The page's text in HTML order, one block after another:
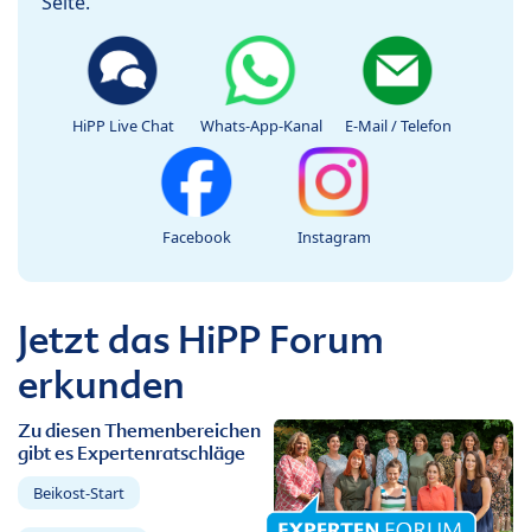
HiPP Live Chat Whats-App-Kanal E-Mail / Telefon
Facebook Instagram
Jetzt das HiPP Forum
erkunden
Zu diesen Themenbereichen
gibt es Expertenratschläge
Beikost-Start